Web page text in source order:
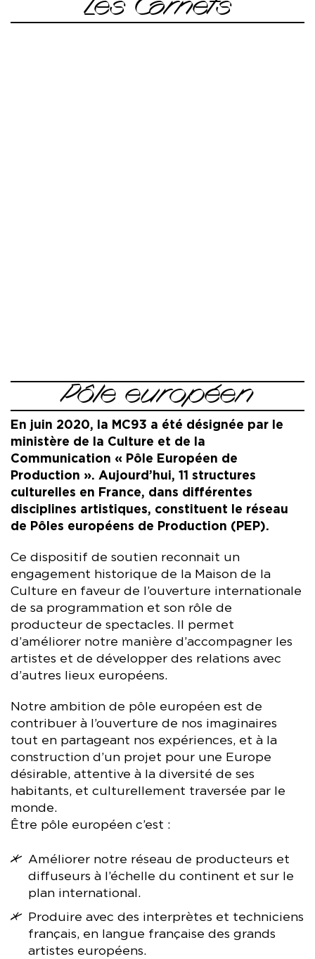
Les Carnets
Pôle européen
En juin 2020, la MC93 a été désignée par le
ministère de la Culture et de la
Communication « Pôle Européen de
Production ». Aujourd’hui, 11 structures
culturelles en France, dans différentes
disciplines artistiques, constituent le réseau
de Pôles européens de Production (PEP).
Ce dispositif de soutien reconnait un
engagement historique de la Maison de la
Culture en faveur de l’ouverture internationale
de sa programmation et son rôle de
producteur de spectacles. Il permet
d’améliorer notre manière d’accompagner les
artistes et de développer des relations avec
d’autres lieux européens.
Notre ambition de pôle européen est de
contribuer à l’ouverture de nos imaginaires
tout en partageant nos expériences, et à la
construction d’un projet pour une Europe
désirable, attentive à la diversité de ses
habitants, et culturellement traversée par le
monde.
Être pôle européen c’est :
Améliorer notre réseau de producteurs et
diffuseurs à l’échelle du continent et sur le
plan international.
Produire avec des interprètes et techniciens
français, en langue française des grands
artistes européens.